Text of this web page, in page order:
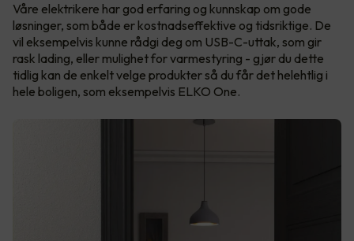
Våre elektrikere har god erfaring og kunnskap om gode
løsninger, som både er kostnadseffektive og tidsriktige. De
vil eksempelvis kunne rådgi deg om USB-C-uttak, som gir
rask lading, eller mulighet for varmestyring - gjør du dette
tidlig kan de enkelt velge produkter så du får det helehtlig i
hele boligen, som eksempelvis ELKO One.